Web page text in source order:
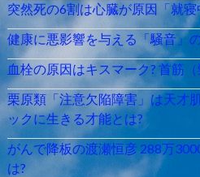
突然死の6割は心臓が原因「就寝
健康に悪影響を与える「騒音」
血栓の原因はキスマーク? 首筋
栗原類「注意欠陥障害」は天才
ックに生きる才能とは?
がんで降板の渡瀬恒彦 288万
は?